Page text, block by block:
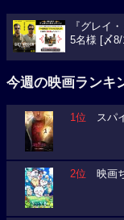
『グレイ
5名様 [〆8/
今週の映画ランキ
1位 スパ
2位 映画